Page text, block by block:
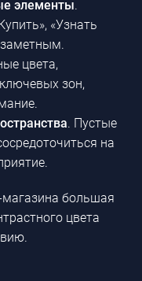
элементы.
«Узнать
цвета,
зон,
. Пустые
на
магазина большая
цвета